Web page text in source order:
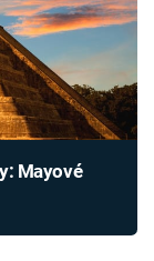
Mayové